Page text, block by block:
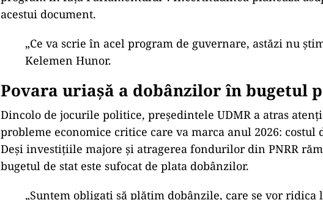
acestui document.
„Ce va scrie în acel program de guvernare, astăzi nu
Kelemen Hunor.
Povara uriașă a dobânzilor în bugetul
Dincolo de jocurile politice, președintele UDMR a atras
probleme economice critice care va marca anul 2026: costul
Deși investițiile majore și atragerea fondurilor din PNRR răm
bugetul de stat este sufocat de plata dobânzilor.
„Suntem obligați să plătim dobânzile, care se vor ridica